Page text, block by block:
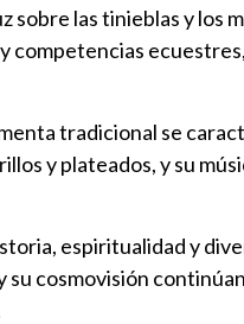
sobre las tinieblas y los
competencias
tradicional se
y plateados, y su
espiritualidad y
su cosmovisión